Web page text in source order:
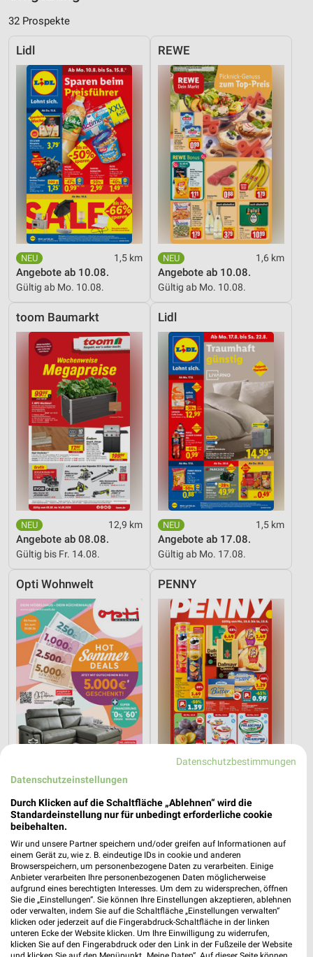
32 Prospekte
Lidl
1,5 km
Angebote ab 10.08.
Gültig ab Mo. 10.08.
REWE
1,6 km
Angebote ab 10.08.
Gültig ab Mo. 10.08.
toom Baumarkt
12,9 km
Angebote ab 08.08.
Gültig bis Fr. 14.08.
Lidl
1,5 km
Angebote ab 17.08.
Gültig ab Mo. 17.08.
Opti Wohnwelt
Hot Sommer Sale
Gültig bis Sa. 29.08.
PENNY
Angebote ab 10.08.
Gültig ab Mo. 10.08.
XXXLutz XXXLutz
Datenschutzbestimmungen
Datenschutzeinstellungen
Durch Klicken auf die Schaltfläche „Ablehnen“ wird die
Standardeinstellung nur für unbedingt erforderliche cookie
beibehalten.
Wir und unsere Partner speichern und/oder greifen auf Informationen auf
einem Gerät zu, wie z. B. eindeutige IDs in cookie und anderen
Browserspeichern, um personenbezogene Daten zu verarbeiten. Einige
Anbieter verarbeiten Ihre personenbezogenen Daten möglicherweise
aufgrund eines berechtigten Interesses. Um dem zu widersprechen, öffnen
Sie die „Einstellungen“. Sie können Ihre Einstellungen akzeptieren, ablehnen
oder verwalten, indem Sie auf die Schaltfläche „Einstellungen verwalten“
klicken oder jederzeit auf die Fingerabdruck-Schaltfläche in der linken
unteren Ecke der Website klicken. Um Ihre Einwilligung zu widerrufen,
klicken Sie auf den Fingerabdruck oder den Link in der Fußzeile der Website